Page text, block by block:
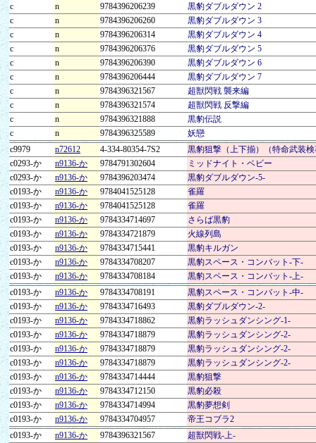
c
n 9784396206239
黒豹ダブルダウン 2
c
n 9784396206260
黒豹ダブルダウン 3
c
n 9784396206314
黒豹ダブルダウン 4
c
n 9784396206376
黒豹ダブルダウン 5
c
n 9784396206390
黒豹ダブルダウン 6
c
n 9784396206444
黒豹ダブルダウン 7
c
n 9784396321567
超獣閃戦 襲来編
c
n 9784396321574
超獣閃戦 反撃編
c
n 9784396321888
黒豹伝説
c
n 9784396325589
妖戀
c9979
n72612 4-334-80354-7S2
黒豹狙撃（上下揃）（特命武装
c0293-か
n9136-か 9784791302604
ミッドナイト・ベビー
c0293-か
n9136-か 9784396203474
黒豹ダブルダウン-5-
c0193-か
n9136-か 9784041525128
雀羅
c0193-か
n9136-か 9784041525128
雀羅
c0193-か
n9136-か 9784334714697
さらば黒豹
c0193-か
n9136-か 9784334721879
火線列島
c0193-か
n9136-か 9784334715441
黒豹キルガン
c0193-か
n9136-か 9784334708207
黒豹スペース・コンバット-下-
c0193-か
n9136-か 9784334708184
黒豹スペース・コンバット-上-
c0193-か
n9136-か 9784334708191
黒豹スペース・コンバット-中-
c0193-か
n9136-か 9784334716493
黒豹ダブルダウン-2-
c0193-か
n9136-か 9784334718862
黒豹ラッシュダンシング-1-
c0193-か
n9136-か 9784334718879
黒豹ラッシュダンシング-2-
c0193-か
n9136-か 9784334718879
黒豹ラッシュダンシング-2-
c0193-か
n9136-か 9784334718879
黒豹ラッシュダンシング-2-
c0193-か
n9136-か 9784334714444
黒豹狙撃
c0193-か
n9136-か 9784334712150
黒豹必殺
c0193-か
n9136-か 9784334714994
黒豹夢想剣
c0193-か
n9136-か 9784334704957
帝王コブラ2
c0193-か
n9136-か 9784396321567
超獣閃戦-上-